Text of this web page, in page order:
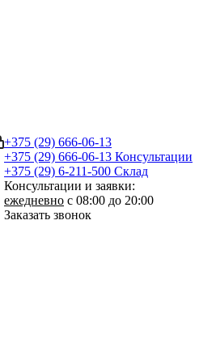
+375 (29) 666-06-13
+375 (29) 666-06-13 Консультации
+375 (29) 6-211-500 Склад
Консультации и заявки:
ежедневно с 08:00 до 20:00
Заказать звонок